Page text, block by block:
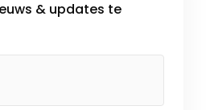
& updates te